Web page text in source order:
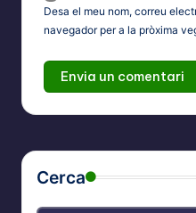
Desa el meu nom, correu
navegador per a la pròxima
Cerca